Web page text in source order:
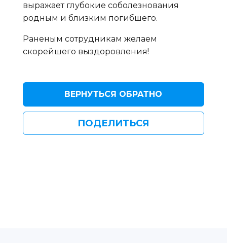
выражает глубокие соболезнования
родным и близким погибшего.
Раненым сотрудникам желаем
скорейшего выздоровления!
ВЕРНУТЬСЯ ОБРАТНО
ПОДЕЛИТЬСЯ